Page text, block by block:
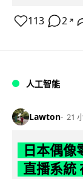
113 2 ↗
人工智能
Lawton 21
日本偶像
直播系統